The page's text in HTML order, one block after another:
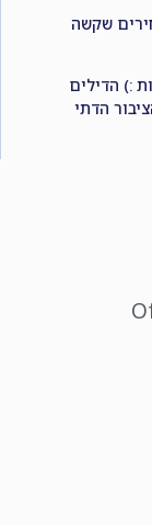
שקשה
:) הדילים
הדתי